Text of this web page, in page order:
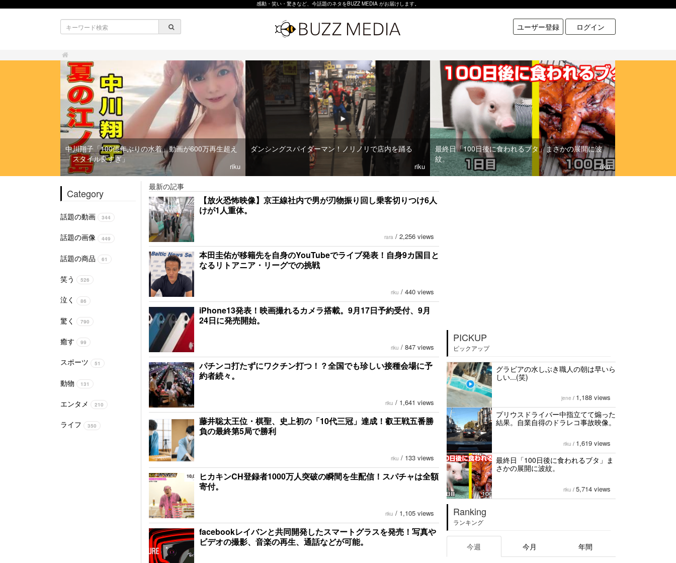
感動・笑い・驚きなど、今話題のネタをBUZZ MEDIA がお届けします。
ユーザー登録 ログイン
中川翔子「100億年ぶりの水着」動画が600万再生超え
「スタイル良すぎ」
riku
ダンシングスパイダーマン！ノリノリで店内を踊る
riku
最終日「100日後に食われるブタ」まさかの展開に波
紋。
riku
Category
話題の動画 344
話題の画像 449
話題の商品 61
笑う 526
泣く 86
驚く 790
癒す 99
スポーツ 51
動物 131
エンタメ 210
ライフ 350
最新の記事
【放火恐怖映像】京王線社内で男が刃物振り回し乗客切りつけ6人
けが1人重体。
rara / 2,256 views
本田圭佑が移籍先を自身のYouTubeでライブ発表！自身9カ国目と
なるリトアニア・リーグでの挑戦
riku / 440 views
iPhone13発表！映画撮れるカメラ搭載。9月17日予約受付、9月
24日に発売開始。
riku / 847 views
パチンコ打たずにワクチン打つ！？全国でも珍しい接種会場に予
約者続々。
riku / 1,641 views
藤井聡太王位・棋聖、史上初の「10代三冠」達成！叡王戦五番勝
負の最終第5局で勝利
riku / 133 views
ヒカキンCH登録者1000万人突破の瞬間を生配信！スパチャは全額
寄付。
riku / 1,105 views
facebookレイバンと共同開発したスマートグラスを発売！写真や
ビデオの撮影、音楽の再生、通話などが可能。
PICKUP
ピックアップ
グラビアの水しぶき職人の朝は早いら
しい...(笑)
jene / 1,188 views
プリウスドライバー中指立てて煽った
結果。自業自得のドラレコ事故映像。
riku / 1,619 views
最終日「100日後に食われるブタ」ま
さかの展開に波紋。
riku / 5,714 views
Ranking
ランキング
今週 今月 年間